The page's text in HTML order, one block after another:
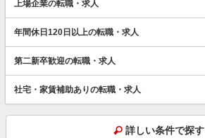
上場企業の転職・求人
年間休日120日以上の転職・求人
第二新卒歓迎の転職・求人
社宅・家賃補助ありの転職・求人
詳しい条件で探す